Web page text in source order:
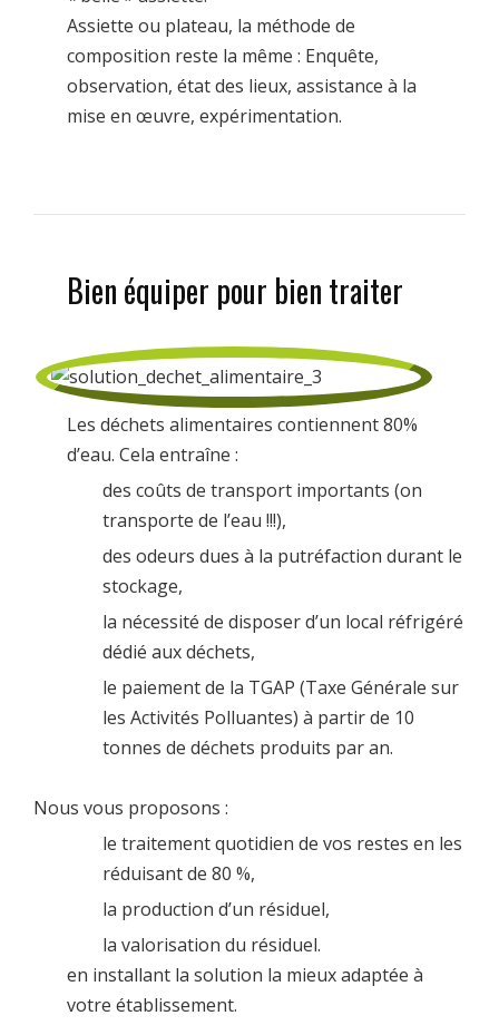
Assiette ou plateau, la méthode de
composition reste la même : Enquête,
observation, état des lieux, assistance à la
mise en œuvre, expérimentation.
Bien équiper pour bien traiter
Les déchets alimentaires contiennent 80%
d’eau. Cela entraîne :
des coûts de transport importants (on
transporte de l’eau !!!),
des odeurs dues à la putréfaction durant le
stockage,
la nécessité de disposer d’un local réfrigéré
dédié aux déchets,
le paiement de la TGAP (Taxe Générale sur
les Activités Polluantes) à partir de 10
tonnes de déchets produits par an.
Nous vous proposons :
le traitement quotidien de vos restes en les
réduisant de 80 %,
la production d’un résiduel,
la valorisation du résiduel.
en installant la solution la mieux adaptée à
votre établissement.